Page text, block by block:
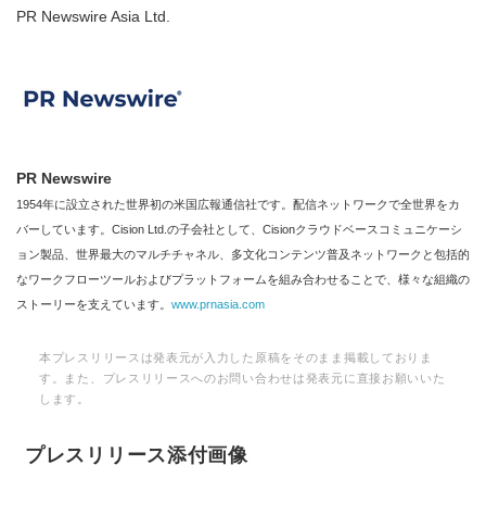
PR Newswire Asia Ltd.
PR Newswire
1954年に設立された世界初の米国広報通信社です。配信ネットワークで全世界をカ
バーしています。Cision Ltd.の子会社として、Cisionクラウドベースコミュニケーシ
ョン製品、世界最大のマルチチャネル、多文化コンテンツ普及ネットワークと包括的
なワークフローツールおよびプラットフォームを組み合わせることで、様々な組織の
ストーリーを支えています。 www.prnasia.com
本プレスリリースは発表元が入力した原稿をそのまま掲載しておりま
す。また、プレスリリースへのお問い合わせは発表元に直接お願いいた
します。
プレスリリース添付画像